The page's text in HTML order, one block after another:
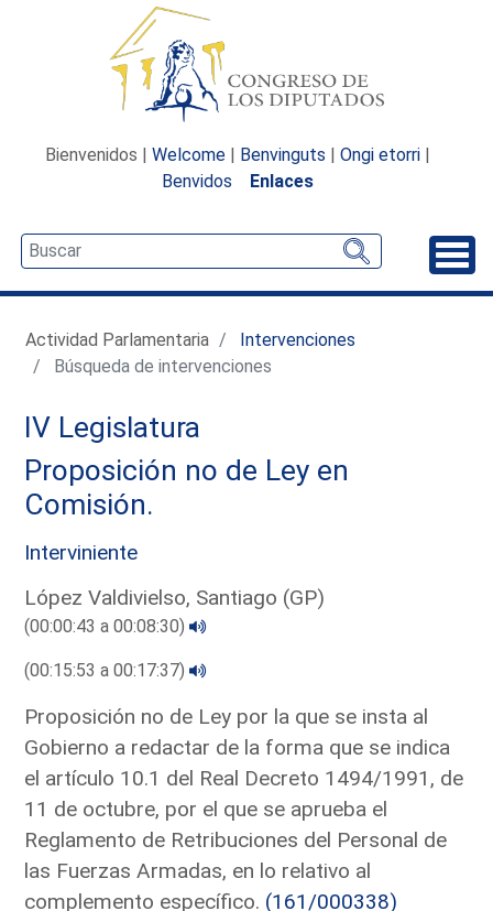
Bienvenidos | Welcome | Benvinguts | Ongi etorri |
Benvidos
Enlaces
Actividad Parlamentaria
Intervenciones
Búsqueda de intervenciones
IV Legislatura
Proposición no de Ley en
Comisión.
Interviniente
López Valdivielso, Santiago (GP)
(00:00:43 a 00:08:30)
(00:15:53 a 00:17:37)
Proposición no de Ley por la que se insta al
Gobierno a redactar de la forma que se indica
el artículo 10.1 del Real Decreto 1494/1991, de
11 de octubre, por el que se aprueba el
Reglamento de Retribuciones del Personal de
las Fuerzas Armadas, en lo relativo al
complemento específico. (161/000338)